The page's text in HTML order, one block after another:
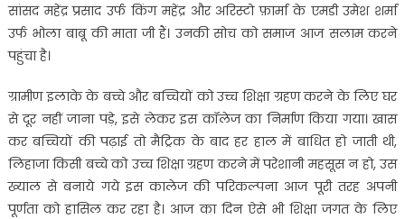
सांसद महेंद्र प्रसाद उर्फ किंग महेंद्र और अरिस्टो फ़ार्मा के एमडी उमेश शर्मा
उर्फ भोला बाबू की माता जी हैं। उनकी सोच को समाज आज सलाम करने
पहुंचा है।
ग्रामीण इलाके के बच्चे और बच्चियों को उच्च शिक्षा ग्रहण करने के लिए घर
से दूर नहीं जाना पड़े, इसे लेकर इस कॉलेज का निर्माण किया गया। खास
कर बच्चियों की पढ़ाई तो मैट्रिक के बाद हर हाल में बाधित हो जाती थी,
लिहाजा किसी बच्चे को उच्च शिक्षा ग्रहण करने में परेशानी महसूस न हो, उस
ख्याल से बनाये गये इस कालेज की परिकल्पना आज पूरी तरह अपनी
पूर्णता को हासिल कर रहा है। आज का दिन ऐसे भी शिक्षा जगत के लिए